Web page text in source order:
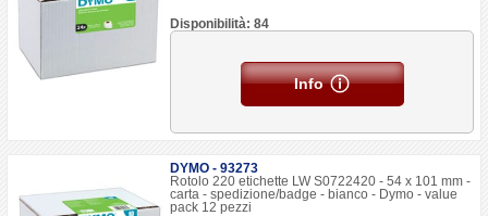
Disponibilità: 84
Info
DYMO - 93273
Rotolo 220 etichette LW S0722420 - 54 x 101 mm -
carta - spedizione/badge - bianco - Dymo - value
pack 12 pezzi